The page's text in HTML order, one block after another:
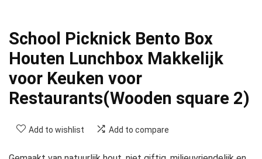
School Picknick Bento Box
Houten Lunchbox Makkelijk
voor Keuken voor
Restaurants(Wooden square 2)
Add to wishlist Add to compare